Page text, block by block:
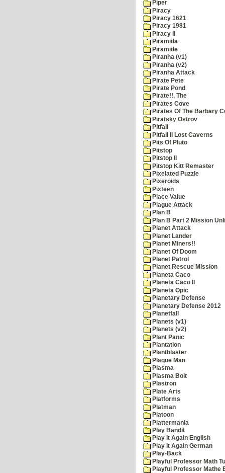
Piper
Piracy
Piracy 1621
Piracy 1981
Piracy II
Piramida
Piramide
Piranha (v1)
Piranha (v2)
Piranha Attack
Pirate Pete
Pirate Pond
Pirate!!, The
Pirates Cove
Pirates Of The Barbary
Piratsky Ostrov
Pitfall
Pitfall II Lost Caverns
Pits Of Pluto
Pitstop
Pitstop II
Pitstop Kitt Remaster
Pixelated Puzzle
Pixeroids
Pixteen
Place Value
Plague Attack
Plan B
Plan B Part 2 Mission
Planet Attack
Planet Lander
Planet Miners!!
Planet Of Doom
Planet Patrol
Planet Rescue Mission
Planeta Caco
Planeta Caco II
Planeta Opic
Planetary Defense
Planetary Defense 2012
Planetfall
Planets (v1)
Planets (v2)
Plant Panic
Plantation
Plantblaster
Plaque Man
Plasma
Plasma Bolt
Plastron
Plate Arts
Platforms
Platman
Platoon
Plattermania
Play Bandit
Play It Again English
Play It Again German
Play-Back
Playful Professor Math
Playful Professor Mathe